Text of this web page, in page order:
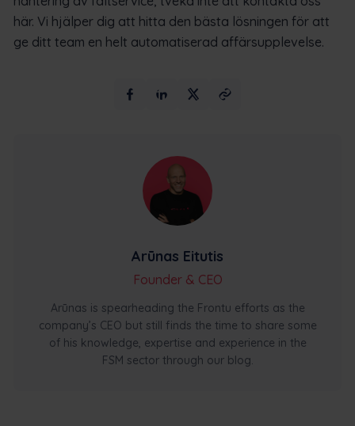
här. Vi hjälper dig att hitta den bästa lösningen för att
ge ditt team en helt automatiserad affärsupplevelse.
Arūnas Eitutis
Founder & CEO
Arūnas is spearheading the Frontu efforts as the
company’s CEO but still finds the time to share some
of his knowledge, expertise and experience in the
FSM sector through our blog.